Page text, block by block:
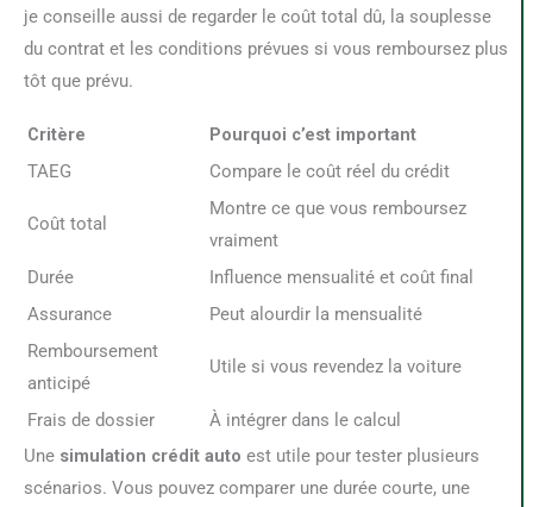
je conseille aussi de regarder le coût total dû, la souplesse
du contrat et les conditions prévues si vous remboursez plus
tôt que prévu.
Critère
Pourquoi c’est important
TAEG
Compare le coût réel du crédit
Coût total
Montre ce que vous remboursez
vraiment
Durée
Influence mensualité et coût final
Assurance
Peut alourdir la mensualité
Remboursement
anticipé
Utile si vous revendez la voiture
Frais de dossier
À intégrer dans le calcul
Une simulation crédit auto est utile pour tester plusieurs
scénarios. Vous pouvez comparer une durée courte, une